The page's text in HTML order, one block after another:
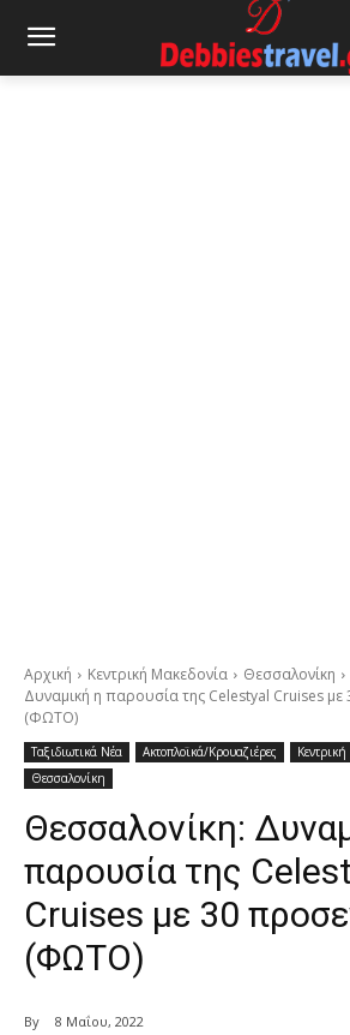
Αρχική Κεντρική Μακεδονία Θεσσαλονίκη
Δυναμική η παρουσία της Celestyal Cruises με
(ΦΩΤΟ)
Ταξιδιωτικά Νέα Ακτοπλοϊκά/Κρουαζιέρες
Θεσσαλονίκη
Θεσσαλονίκη:
παρουσία της
Cruises με 30
(ΦΩΤΟ)
By 8 Μαΐου, 2022